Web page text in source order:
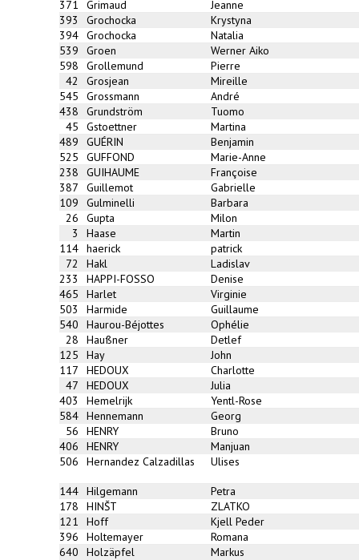
371
Grimaud
Jeanne
393
Grochocka
Krystyna
394 Grochocka
Natalia
539
Groen
Werner Aiko
598
Grollemund
Pierre
42
Grosjean
Mireille
545
Grossmann
André
438
Grundström
Tuomo
45
Gstoettner
Martina
489
GUÉRIN
Benjamin
525
GUFFOND
Marie-Anne
238
GUIHAUME
Françoise
387
Guillemot
Gabrielle
109
Gulminelli
Barbara
26
Gupta
Milon
3
Haase
Martin
114 haerick
patrick
72
Hakl
Ladislav
233
HAPPI-FOSSO
Denise
465
Harlet
Virginie
503
Harmide
Guillaume
540
Haurou-Béjottes
Ophélie
28
Haußner
Detlef
125
Hay
John
117
HEDOUX
Charlotte
47
HEDOUX
Julia
403
Hemelrijk
Yentl-Rose
584 Hennemann
Georg
56
HENRY
Bruno
406
HENRY
Manjuan
506
Hernandez Calzadillas Ulises
144 Hilgemann
Petra
178
HINŠT
ZLATKO
121
Hoff
Kjell Peder
396
Holtemayer
Romana
640
Holzäpfel Markus